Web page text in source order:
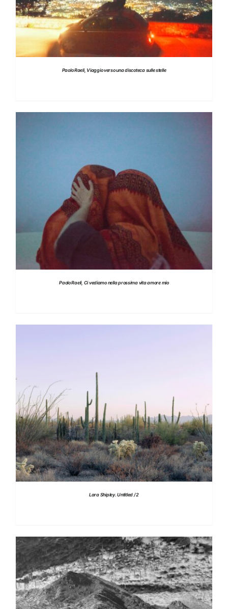
Paolo Raeli, Viaggio verso una discoteca sulle stelle
DETTAGLI
Paolo Raeli, Ci vediamo nella prossima vita amore mio
DETTAGLI
Lara Shipley. Untitled / 2